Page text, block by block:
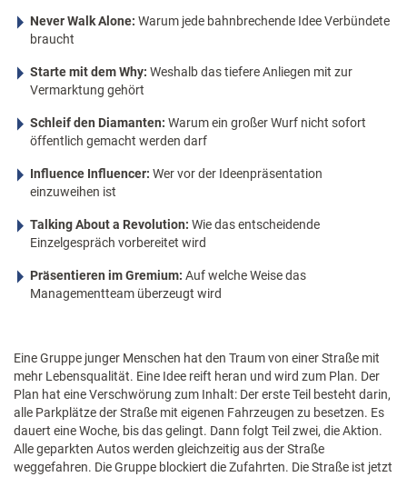
Never Walk Alone: Warum jede bahnbrechende Idee Verbündete
braucht
Starte mit dem Why: Weshalb das tiefere Anliegen mit zur
Vermarktung gehört
Schleif den Diamanten: Warum ein großer Wurf nicht sofort
öffentlich gemacht werden darf
Influence Influencer: Wer vor der Ideenpräsentation
einzuweihen ist
Talking About a Revolution: Wie das entscheidende
Einzelgespräch vorbereitet wird
Präsentieren im Gremium: Auf welche Weise das
Managementteam überzeugt wird
Eine Gruppe junger Menschen hat den Traum von einer Straße mit
mehr Lebensqualität. Eine Idee reift heran und wird zum Plan. Der
Plan hat eine Verschwörung zum Inhalt: Der erste Teil besteht darin,
alle Parkplätze der Straße mit eigenen Fahrzeugen zu besetzen. Es
dauert eine Woche, bis das gelingt. Dann folgt Teil zwei, die Aktion.
Alle geparkten Autos werden gleichzeitig aus der Straße
weggefahren. Die Gruppe blockiert die Zufahrten. Die Straße ist jetzt